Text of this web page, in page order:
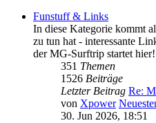
Funstuff & Links
In diese Kategorie kommt
zu tun hat - interessante
der MG-Surftrip startet hier!
351 Themen
1526 Beiträge
Letzter Beitrag Re:
von Xpower
30. Jun 2026, 18:51